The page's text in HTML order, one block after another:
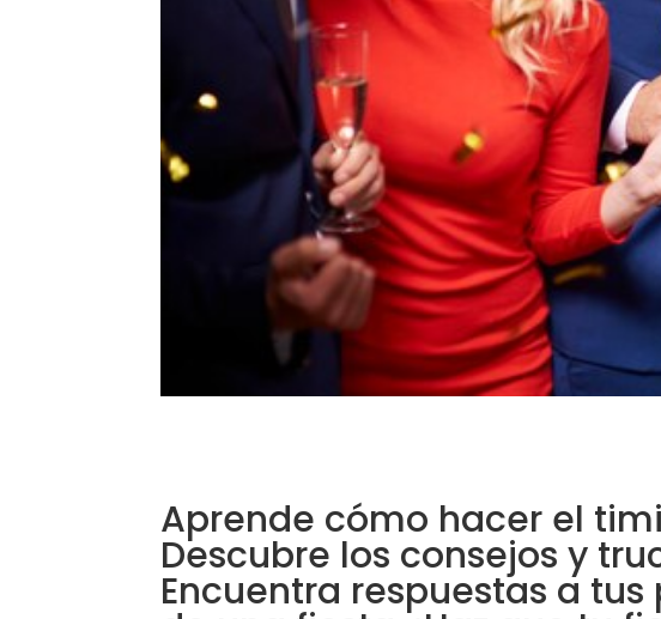
Aprende cómo hacer el
Descubre los consejos y
Encuentra respuestas a